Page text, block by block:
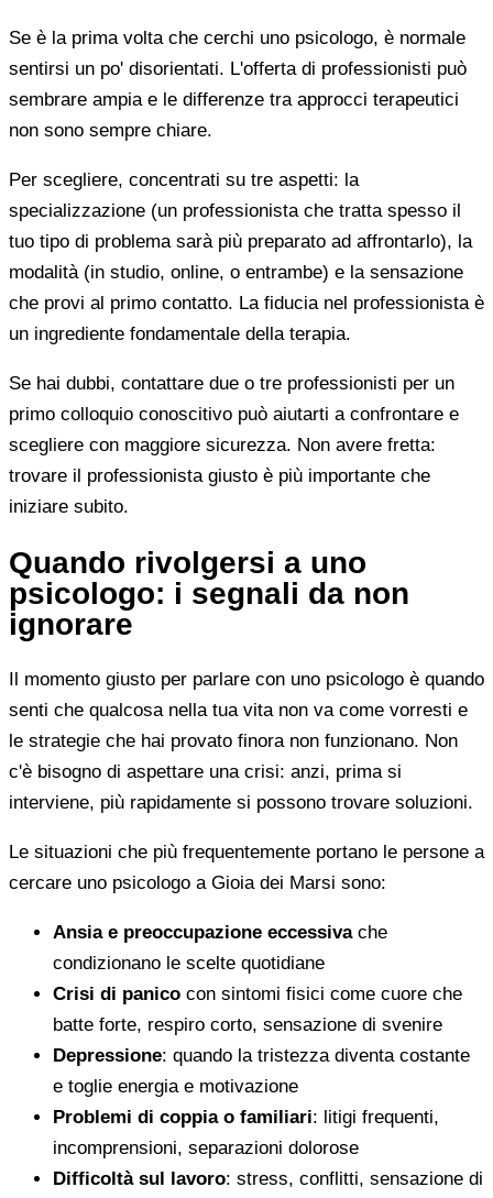
Se è la prima volta che cerchi uno psicologo, è normale
sentirsi un po' disorientati. L'offerta di professionisti può
sembrare ampia e le differenze tra approcci terapeutici
non sono sempre chiare.
Per scegliere, concentrati su tre aspetti: la
specializzazione (un professionista che tratta spesso il
tuo tipo di problema sarà più preparato ad affrontarlo), la
modalità (in studio, online, o entrambe) e la sensazione
che provi al primo contatto. La fiducia nel professionista è
un ingrediente fondamentale della terapia.
Se hai dubbi, contattare due o tre professionisti per un
primo colloquio conoscitivo può aiutarti a confrontare e
scegliere con maggiore sicurezza. Non avere fretta:
trovare il professionista giusto è più importante che
iniziare subito.
Quando rivolgersi a uno
psicologo: i segnali da non
ignorare
Il momento giusto per parlare con uno psicologo è quando
senti che qualcosa nella tua vita non va come vorresti e
le strategie che hai provato finora non funzionano. Non
c'è bisogno di aspettare una crisi: anzi, prima si
interviene, più rapidamente si possono trovare soluzioni.
Le situazioni che più frequentemente portano le persone a
cercare uno psicologo a Gioia dei Marsi sono:
Ansia e preoccupazione eccessivache
condizionano le scelte quotidiane
Crisi di panico con sintomi fisici come cuore che
batte forte, respiro corto, sensazione di svenire
Depressione: quando la tristezza diventa costante
e toglie energia e motivazione
Problemi di coppia o familiari: litigi frequenti,
incomprensioni, separazioni dolorose
Difficoltà sul lavoro: stress, conflitti, sensazione di